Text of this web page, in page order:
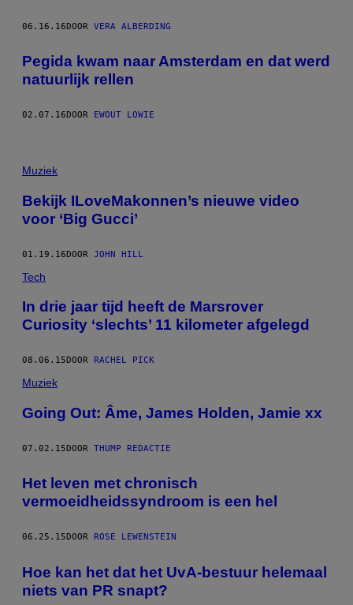
06.16.16DOOR VERA ALBERDING
Pegida kwam naar Amsterdam en dat werd
natuurlijk rellen
02.07.16 DOOR EWOUT LOWIE
Muziek
Bekijk ILoveMakonnen’s nieuwe video
voor ‘Big Gucci’
01.19.16DOOR JOHN HILL
Tech
In drie jaar tijd heeft de Marsrover
Curiosity ‘slechts’ 11 kilometer afgelegd
08.06.15 DOOR RACHEL PICK
Muziek
Going Out: Âme, James Holden, Jamie xx
07.02.15DOOR THUMP REDACTIE
Het leven met chronisch
vermoeidheidssyndroom is een hel
06.25.15 DOOR ROSE LEWENSTEIN
Hoe kan het dat het UvA-bestuur helemaal
niets van PR snapt?